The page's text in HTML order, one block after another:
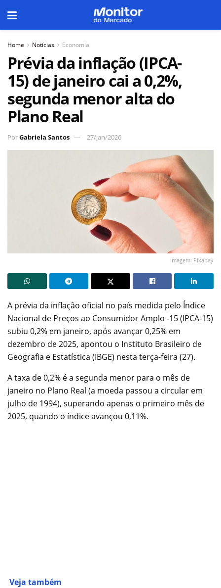
Home Notícias Economia
Prévia da inflação (IPCA-
15) de janeiro cai a 0,2%,
segunda menor alta do
Plano Real
PorGabriela Santos 27/jan/2026
Imagem: Pixabay
A prévia da inflação oficial no país medida pelo Índice
Nacional de Preços ao Consumidor Amplo -15 (IPCA-15)
subiu 0,2% em janeiro, após avançar 0,25% em
dezembro de 2025, apontou o Instituto Brasileiro de
Geografia e Estatística (IBGE) nesta terça-feira (27).
A taxa de 0,2% é a segunda menor para o mês de
janeiro no Plano Real (a moeda passou a circular em
julho de 1994), superando apenas o primeiro mês de
2025, quando o índice avançou 0,11%.
Veja também